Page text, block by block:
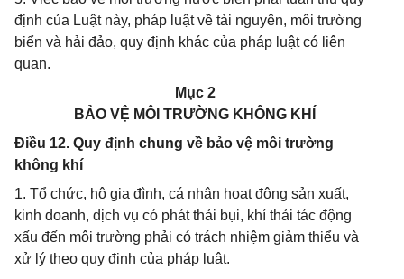
định của Luật này, pháp luật về tài nguyên, môi trường
biển và hải đảo, quy định khác của pháp luật có liên
quan.
Mục 2
BẢO VỆ MÔI TRƯỜNG KHÔNG KHÍ
Điều 12. Quy định chung về bảo vệ môi trường
không khí
1. Tổ chức, hộ gia đình, cá nhân hoạt động sản xuất,
kinh doanh, dịch vụ có phát thải bụi, khí thải tác động
xấu đến môi trường phải có trách nhiệm giảm thiểu và
xử lý theo quy định của pháp luật.